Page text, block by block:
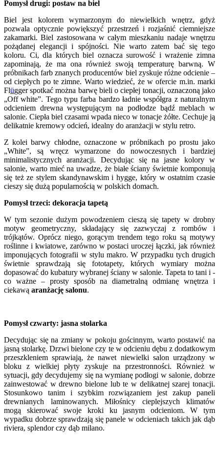
Pomysł drugi: postaw na biel
Biel jest kolorem wymarzonym do niewielkich wnętrz, gdyż
pozwala optycznie powiększyć przestrzeń i rozjaśnić ciemniejsze
zakamarki. Biel zastosowana w całym mieszkaniu nadaje wnętrzu
pożądanej elegancji i spójności. Nie warto zatem bać się tego
koloru. Ci, dla których biel oznacza surowość i wrażenie zimna
zapominają, że ma ona również swoją temperaturę barwną. W
próbnikach farb znanych producentów biel zyskuje różne odcienie –
od ciepłych po te zimne. Warto wiedzieć, że w ofercie m.in. marki
Flügger spotkać można barwę bieli o ciepłej tonacji, oznaczoną jako
„Off white”. Tego typu farba bardzo ładnie współgra z naturalnym
odcieniem drewna występującym na podłodze bądź meblach w
salonie. Ciepła biel czasami wpada nieco w tonacje żółte. Cechuje ją
delikatnie kremowy odcień, idealny do aranżacji w stylu retro.
Z kolei barwy chłodne, oznaczone w próbnikach po prostu jako
„White”, są wręcz wymarzone do nowoczesnych i bardziej
minimalistycznych aranżacji. Decydując się na jasne kolory w
salonie, warto mieć na uwadze, że białe ściany świetnie komponują
się też ze stylem skandynawskim i hygge, który w ostatnim czasie
cieszy się dużą popularnością w polskich domach.
Pomysł trzeci: dekoracja tapetą
W tym sezonie dużym powodzeniem cieszą się tapety w drobny
motyw geometryczny, składający się zazwyczaj z rombów i
trójkątów. Oprócz niego, gorącym trendem tego roku są motywy
roślinne i kwiatowe, zarówno w postaci uroczej łączki, jak również
imponujących fotografii w stylu makro. W przypadku tych drugich
świetnie sprawdzają się fototapety, których wymiary można
dopasować do kubatury wybranej ściany w salonie. Tapeta to tani i -
co ważne – prosty sposób na diametralną odmianę wnętrza i
ciekawą aranżację salonu.
Pomysł czwarty: jasna stolarka
Decydując się na zmiany w pokoju gościnnym, warto postawić na
jasną stolarkę. Drzwi bielone czy te w odcieniu dębu z dodatkowym
przeszkleniem sprawiają, że nawet niewielki salon urządzony w
bloku z wielkiej płyty zyskuje na przestronności. Również w
sytuacji, gdy decydujemy się na wymianę podłogi w salonie, dobrze
zainwestować w drewno bielone lub te w delikatnej szarej tonacji.
Stosunkowo tanim i szybkim rozwiązaniem jest zakup paneli
drewnianych laminowanych. Miłośnicy cieplejszych klimatów
mogą skierować swoje kroki ku jasnym odcieniom. W tym
wypadku dobrze sprawdzają się panele w odcieniach takich jak dąb
riviera, splendor czy dąb milano.